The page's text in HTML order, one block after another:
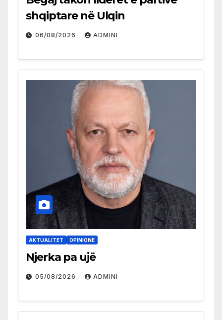
shqiptare në Ulqin
06/08/2026 ADMINI
AKTUALITET OPINIONE
Njerka pa ujë
05/08/2026 ADMINI